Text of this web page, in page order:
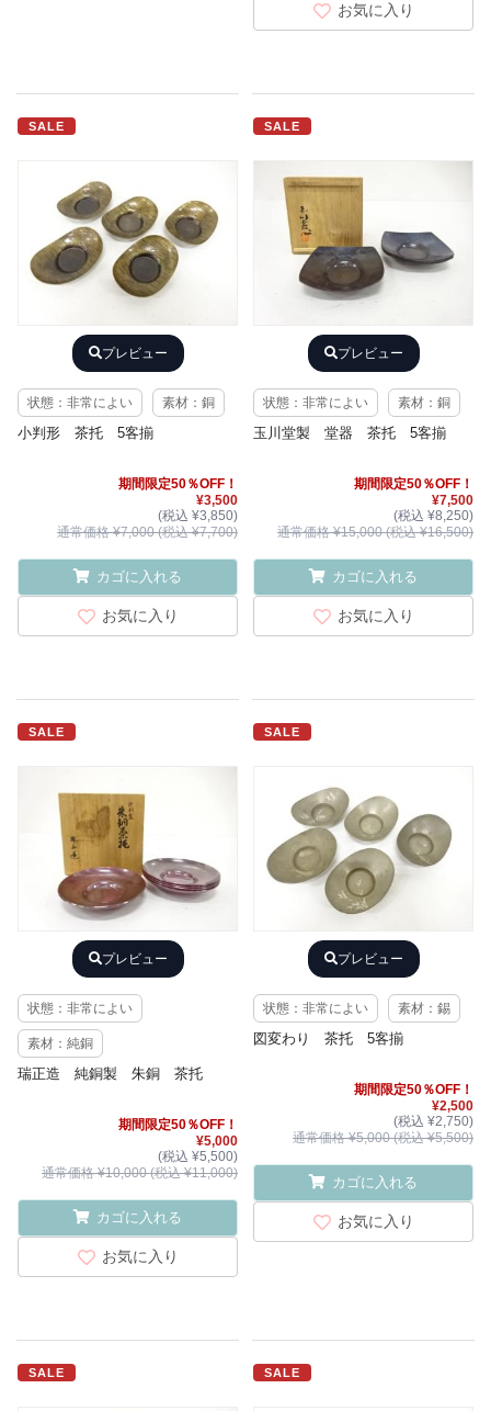
お気に入り
SALE
プレビュー
状態：非常によい 素材：銅
小判形 茶托 5客揃
期間限定50％OFF！
¥3,500
(税込 ¥3,850)
通常価格 ¥7,000 (税込 ¥7,700)
カゴに入れる
お気に入り
SALE
プレビュー
状態：非常によい 素材：銅
玉川堂製 堂器 茶托 5客揃
期間限定50％OFF！
¥7,500
(税込 ¥8,250)
通常価格 ¥15,000 (税込 ¥16,500)
カゴに入れる
お気に入り
SALE
プレビュー
状態：非常によい
素材：純銅
瑞正造 純銅製 朱銅 茶托
期間限定50％OFF！
¥5,000
(税込 ¥5,500)
通常価格 ¥10,000 (税込 ¥11,000)
カゴに入れる
お気に入り
SALE
プレビュー
状態：非常によい 素材：錫
図変わり 茶托 5客揃
期間限定50％OFF！
¥2,500
(税込 ¥2,750)
通常価格 ¥5,000 (税込 ¥5,500)
カゴに入れる
お気に入り
SALE SALE